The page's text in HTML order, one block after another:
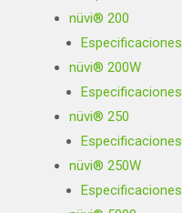
nüvi® 200
Especificaciones
nüvi® 200W
Especificaciones
nüvi® 250
Especificaciones
nüvi® 250W
Especificaciones